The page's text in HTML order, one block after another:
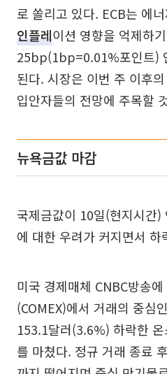
로 쏠리고 있다. ECB는 에
인플레이션 영향을 억제하
25bp(1bp=0.01%포인트)
된다. 시장은 이번 주 이후
입안자들의 전망에 주목할
뉴욕금값 마감
국제금값이 10일(현지시간
에 대한 우려가 커지면서 하
미국 경제매체 CNBC방송
(COMEX)에서 거래의 중심
153.1달러(3.6%) 하락한
를 마쳤다. 정규 거래 종료